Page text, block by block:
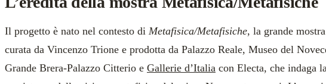
Il progetto è nato nel contesto di Metafisica/Metafisiche, la grande
curata da Vincenzo Trione e prodotta da Palazzo Reale, Museo del
Grande Brera-Palazzo Citterio e Gallerie d’Italia con Electa, che indaga